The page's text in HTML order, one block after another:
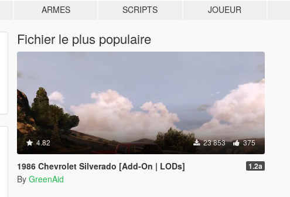
ARMES SCRIPTS JOUEUR
Fichier le plus populaire
4.82 23 853 375
1986 Chevrolet Silverado [Add-On | LODs] 1.2a
By GreenAid